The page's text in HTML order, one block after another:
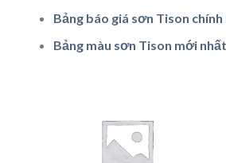
Bảng báo giá sơn Tison chính
Bảng màu sơn Tison mới nhất